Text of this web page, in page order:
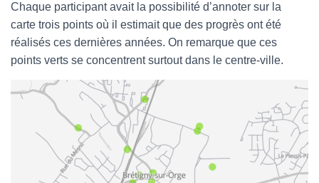
Chaque participant avait la possibilité d’annoter sur la
carte trois points où il estimait que des progrès ont été
réalisés ces dernières années. On remarque que ces
points verts se concentrent surtout dans le centre-ville.